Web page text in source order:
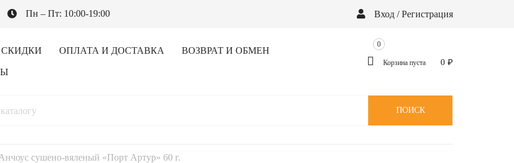
Пн – Пт: 10:00-19:00 Вход / Регистрация
ОПЛАТА И ДОСТАВКА ВОЗВРАТ И ОБМЕН
Корзина пуста
0
0 ₽
ПОИСК
сушено-вяленый «Порт Артур» 60 г.